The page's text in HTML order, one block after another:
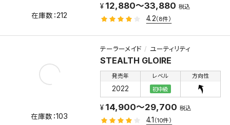
212
12,880～33,880 税込
4.2（8件）
テーラーメイド ユーティリティ
STEALTH GLOIRE
発売年
2022
レベル
初中級
方向性
103
14,900～29,700 税込
4.1 （10件）